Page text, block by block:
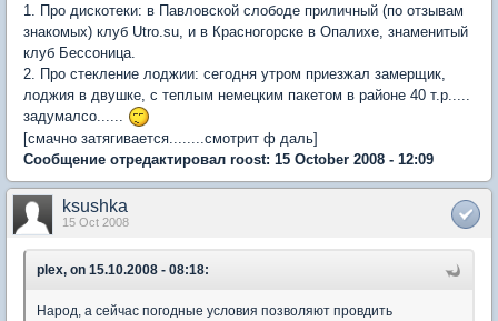
1. Про дискотеки: в Павловской слободе приличный (по отзывам
знакомых) клуб Utro.su, и в Красногорске в Опалихе, знаменитый
клуб Бессоница.
2. Про стекление лоджии: сегодня утром приезжал замерщик,
лоджия в двушке, с теплым немецким пакетом в районе 40 т.р.....
задумалсо......
[смачно затягивается........смотрит ф даль]
Сообщение отредактировал roost: 15 October 2008 - 12:09
ksushka
15 Oct 2008
plex, on 15.10.2008 - 08:18:
Народ, а сейчас погодные условия позволяют провдить